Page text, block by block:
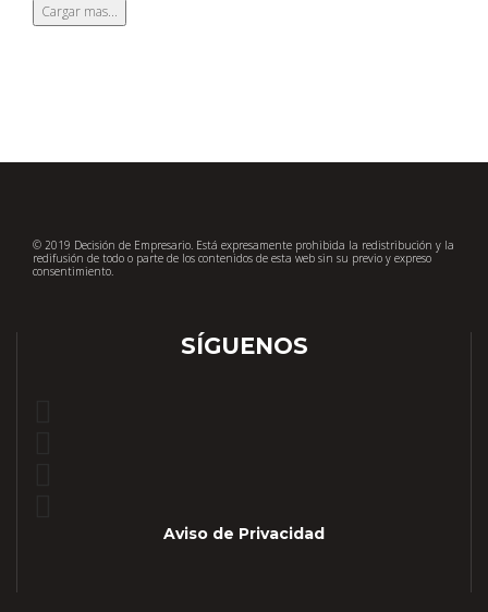
Cargar mas...
© 2019 Decisión de Empresario. Está expresamente prohibida la redistribución y la
redifusión de todo o parte de los contenidos de esta web sin su previo y expreso
consentimiento.
SÍGUENOS
Aviso de Privacidad